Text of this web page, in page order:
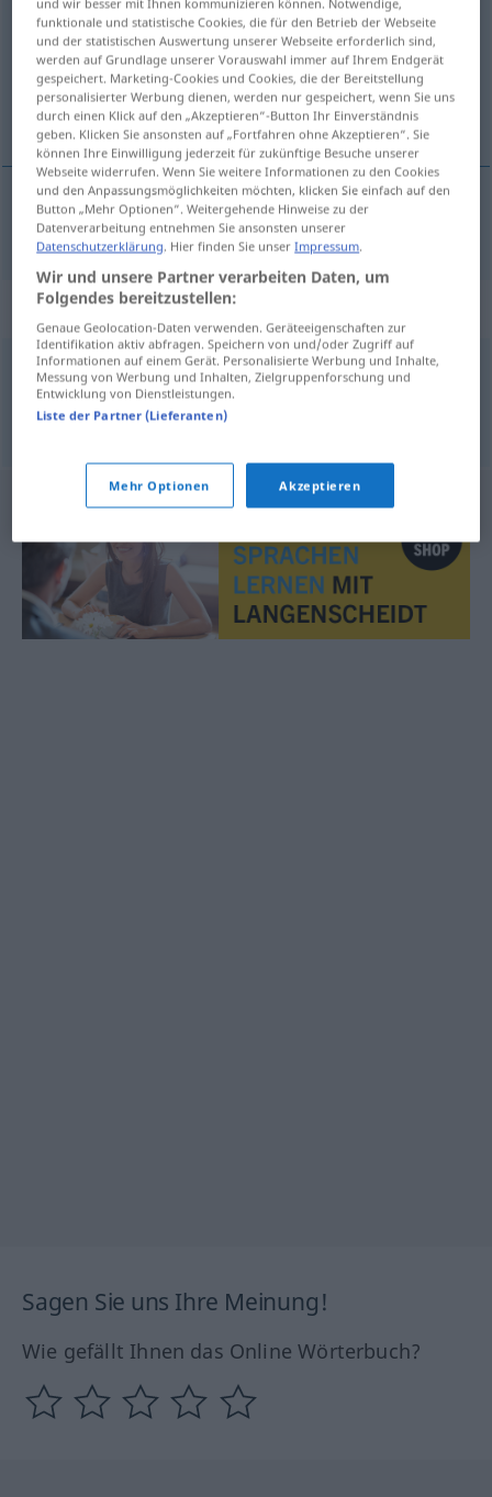
Übersicht aller Übersetzungen
(Für mehr Details die Übersetzung anklicken/antippen)
anoda
anodaf Anode PHYS
Synonyme für "Anode"
Pluspol
Sagen Sie uns Ihre Meinung!
Wie gefällt Ihnen das Online Wörterbuch?
funktionale und statistische Cookies, die für den Betrieb der Webseite
und der statistischen Auswertung unserer Webseite erforderlich sind,
werden auf Grundlage unserer Vorauswahl immer auf Ihrem Endgerät
gespeichert. Marketing-Cookies und Cookies, die der Bereitstellung
personalisierter Werbung dienen, werden nur gespeichert, wenn Sie uns
durch einen Klick auf den „Akzeptieren“-Button Ihr Einverständnis
geben. Klicken Sie ansonsten auf „Fortfahren ohne Akzeptieren“. Sie
können Ihre Einwilligung jederzeit für zukünftige Besuche unserer
Webseite widerrufen. Wenn Sie weitere Informationen zu den Cookies
und den Anpassungsmöglichkeiten möchten, klicken Sie einfach auf den
Button „Mehr Optionen“. Weitergehende Hinweise zu der
Datenverarbeitung entnehmen Sie ansonsten unserer
Datenschutzerklärung . Hier finden Sie unserImpressum
Wir und unsere Partner verarbeiten Daten, um
Folgendes bereitzustellen:
Genaue Geolocation-Daten verwenden. Geräteeigenschaften zur
Identifikation aktiv abfragen. Speichern von und/oder Zugriff auf
Informationen auf einem Gerät. Personalisierte Werbung und Inhalte,
Messung von Werbung und Inhalten, Zielgruppenforschung und
Entwicklung von Dienstleistungen.
Liste der Partner (Lieferanten)
Mehr Optionen Akzeptieren